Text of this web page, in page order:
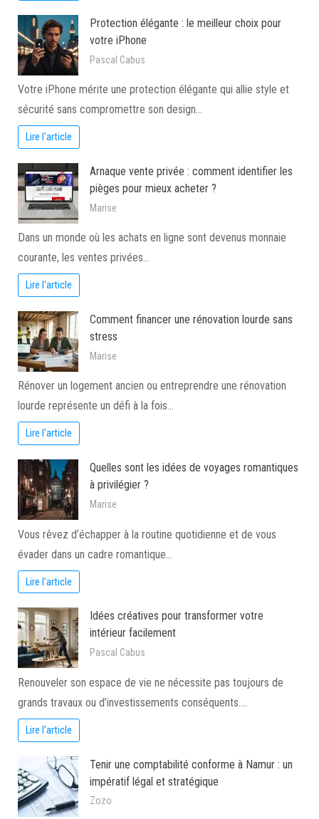
Protection élégante : le meilleur choix pour
votre iPhone
Pascal Cabus
Votre iPhone mérite une protection élégante qui allie style et
sécurité sans compromettre son design…
Lire l'article
Arnaque vente privée : comment identifier les
pièges pour mieux acheter ?
Marise
Dans un monde où les achats en ligne sont devenus monnaie
courante, les ventes privées…
Lire l'article
Comment financer une rénovation lourde sans
stress
Marise
Rénover un logement ancien ou entreprendre une rénovation
lourde représente un défi à la fois…
Lire l'article
Quelles sont les idées de voyages romantiques
à privilégier ?
Marise
Vous rêvez d’échapper à la routine quotidienne et de vous
évader dans un cadre romantique…
Lire l'article
Idées créatives pour transformer votre
intérieur facilement
Pascal Cabus
Renouveler son espace de vie ne nécessite pas toujours de
grands travaux ou d’investissements conséquents.…
Lire l'article
Tenir une comptabilité conforme à Namur : un
impératif légal et stratégique
Zozo